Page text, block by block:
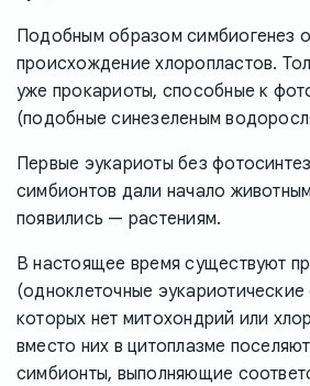
Подобным образом симбиогенез
происхождение хлоропластов.
уже прокариоты, способные к
(подобные синезеленым
Первые эукариоты без
симбионтов дали начало
появились — растениям.
В настоящее время существуют
(одноклеточные
которых нет митохондрий или
вместо них в цитоплазме
симбионты, выполняющие